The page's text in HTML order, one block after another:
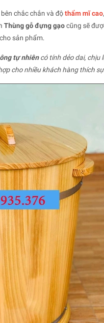
chắc chắn và độthẩm mĩ cao
Thùng gỗ đựng gạocũng sẽ
sản phẩm.
tự nhiêncó tính dẻo dai, chịu
cho nhiều khách hàng thích